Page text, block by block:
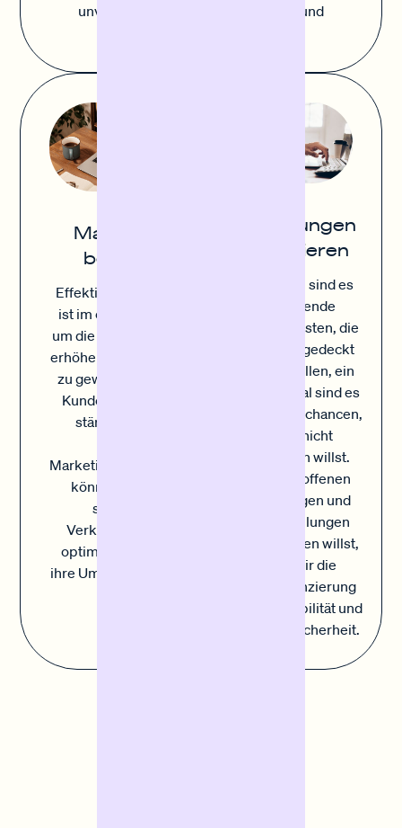
Marketing
boosten
Effektives Marketing
ist im entscheidend,
um die Sichtbarkeit zu
erhöhen, neue Kunden
zu gewinnen und die
Kundenbindung zu
stärken. Durch
Marketingmaßnahmen
können Händler
saisonale
Verkaufschancen
optimal nutzen und
ihre Umsätze steigern.
Rechnungen
finanzieren
Manchmal sind es
die laufende
Betriebskosten, die
pünktlich gedeckt
werden sollen, ein
anderes Mal sind es
Wachstumschancen,
die du nicht
verpassen willst.
Wenn du offenen
Rechnungen und
späte Zahlungen
überbrücken willst,
bietet dir die
Sofortfinanzierung
diese Flexibilität und
Planungssicherheit.
unvorhergesehene Kosten einfach und